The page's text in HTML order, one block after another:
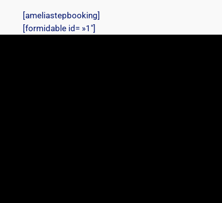
[ameliastepbooking]
[formidable id= »1″]